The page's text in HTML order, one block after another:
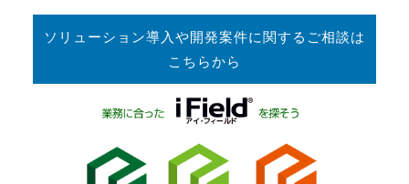
ソリューション導入や開発案件に関するご相談は
こちらから